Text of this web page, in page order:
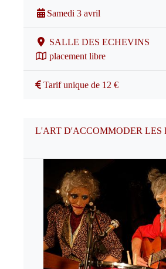
Samedi 3 avril
SALLE DES ECHEVINS
placement libre
Tarif unique de 12 €
L'ART D'ACCOMMODER LES